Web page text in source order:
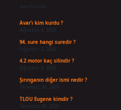
Son Yazılar
Avar’ı kim kurdu ?
Ağustos 4, 2026
94. sure hangi suredir ?
Ağustos 3, 2026
4.2 motor kaç silindir ?
Ağustos 3, 2026
Şırınganın diğer ismi nedir ?
TLOU Eugene kimdir ?
Temmuz 29, 2026